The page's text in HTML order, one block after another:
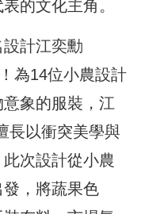
的文化主角。
計江奕勳
為14位小農設計
象的服裝，江
長以衝突美學與
次設計從小農
，將蔬果色